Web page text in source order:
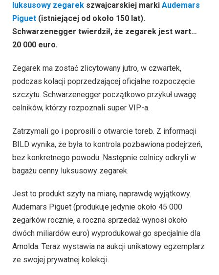
luksusowy zegarek szwajcarskiej marki Audemars
Piguet (istniejącej od około 150 lat).
Schwarzenegger twierdził, że zegarek jest wart…
20 000 euro.
Zegarek ma zostać zlicytowany jutro, w czwartek,
podczas kolacji poprzedzającej oficjalne rozpoczęcie
szczytu. Schwarzenegger początkowo przykuł uwagę
celników, którzy rozpoznali super VIP-a.
Zatrzymali go i poprosili o otwarcie toreb. Z informacji
BILD wynika, że ​​była to kontrola pozbawiona podejrzeń,
bez konkretnego powodu. Następnie celnicy odkryli w
bagażu cenny luksusowy zegarek.
Jest to produkt szyty na miarę, naprawdę wyjątkowy.
Audemars Piguet (produkuje jedynie około 45 000
zegarków rocznie, a roczna sprzedaż wynosi około
dwóch miliardów euro) wyprodukował go specjalnie dla
Arnolda. Teraz wystawia na aukcji unikatowy egzemplarz
ze swojej prywatnej kolekcji.